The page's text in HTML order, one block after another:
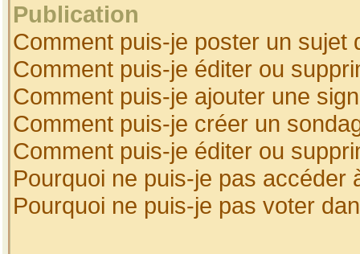
Publication
Comment puis-je poster un sujet
Comment puis-je éditer ou
Comment puis-je ajouter une
Comment puis-je créer un
Comment puis-je éditer ou
Pourquoi ne puis-je pas accéder
Pourquoi ne puis-je pas voter